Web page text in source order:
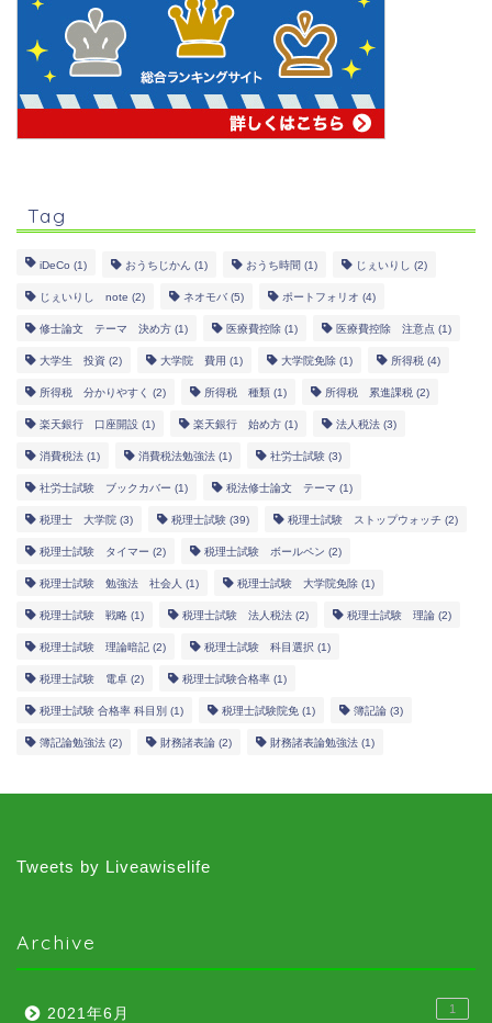
Tag
iDeCo (1) おうちじかん (1) おうち時間 (1) じぇいりし (2)
じぇいりし note (2) ネオモバ (5) ポートフォリオ (4)
修士論文 テーマ 決め方 (1) 医療費控除 (1) 医療費控除 注意点 (1)
大学生 投資 (2) 大学院 費用 (1) 大学院免除 (1) 所得税 (4)
所得税 分かりやすく (2) 所得税 種類 (1) 所得税 累進課税 (2)
楽天銀行 口座開設 (1) 楽天銀行 始め方 (1) 法人税法 (3)
消費税法 (1) 消費税法勉強法 (1) 社労士試験 (3)
社労士試験 ブックカバー (1) 税法修士論文 テーマ (1)
税理士 大学院 (3) 税理士試験 (39) 税理士試験 ストップウォッチ (2)
税理士試験 タイマー (2) 税理士試験 ボールペン (2)
税理士試験 勉強法 社会人 (1) 税理士試験 大学院免除 (1)
税理士試験 戦略 (1) 税理士試験 法人税法 (2) 税理士試験 理論 (2)
税理士試験 理論暗記 (2) 税理士試験 科目選択 (1)
税理士試験 電卓 (2) 税理士試験合格率 (1)
税理士試験 合格率 科目別 (1) 税理士試験院免 (1) 簿記論 (3)
簿記論勉強法 (2) 財務諸表論 (2) 財務諸表論勉強法 (1)
Tweets by Liveawiselife
Archive
2021年6月 1